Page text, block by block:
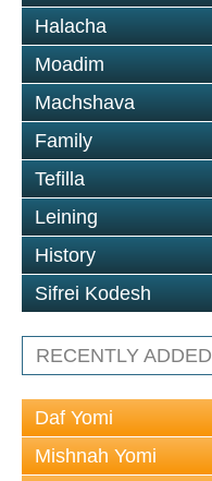
Halacha
Moadim
Machshava
Family
Tefilla
Leining
History
Sifrei Kodesh
RECENTLY ADDED
Daf Yomi
Mishnah Yomi